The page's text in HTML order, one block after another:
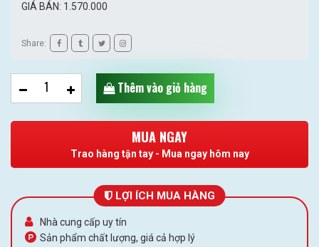
GIÁ BÁN: 1.570.000
Share:
Thêm vào giỏ hàng
MUA NGAY
Trao hàng tận tay - Mua ngay hôm nay
LỢI ÍCH MUA HÀNG
Nhà cung cấp uy tín
Sản phẩm chất lượng, giá cả hợp lý